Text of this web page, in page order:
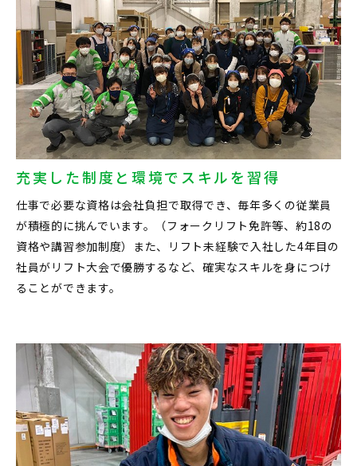
充実した制度と環境でスキルを習得
仕事で必要な資格は会社負担で取得でき、毎年多くの従業員
が積極的に挑んでいます。（フォークリフト免許等、約18の
資格や講習参加制度）また、リフト未経験で入社した4年目の
社員がリフト大会で優勝するなど、確実なスキルを身につけ
ることができます。